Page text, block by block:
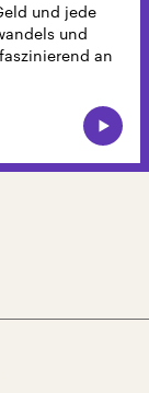
und jede
und
an